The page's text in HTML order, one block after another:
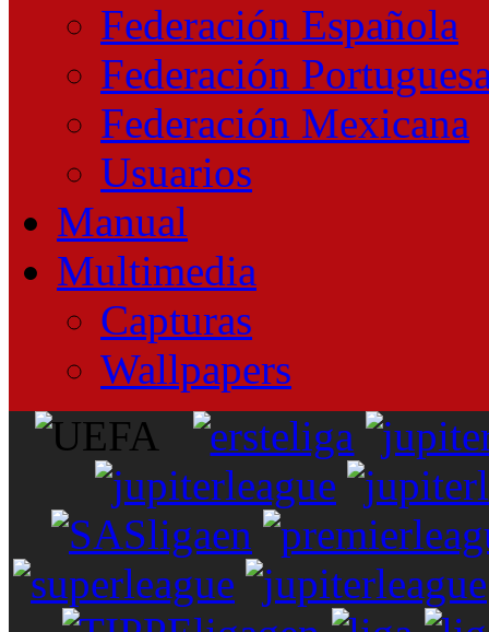
Federación Española
Federación
Federación Mexicana
Usuarios
Manual
Multimedia
Capturas
Wallpapers